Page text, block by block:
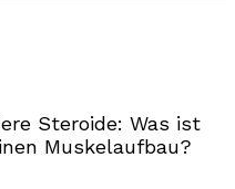
Steroide: Was ist
Muskelaufbau?